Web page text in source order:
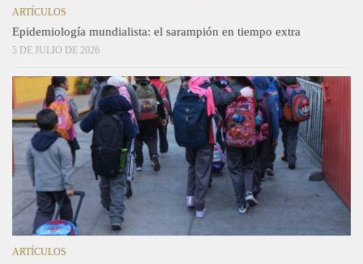
ARTÍCULOS
Epidemiología mundialista: el sarampión en tiempo extra
5 DE JULIO DE 2026
ARTÍCULOS